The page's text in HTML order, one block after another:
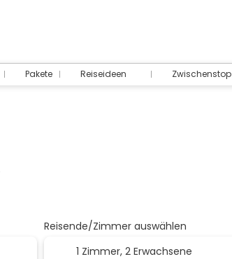
Pakete Reiseideen Zwischenstop
Reisende/Zimmer auswählen
1 Zimmer, 2 Erwachsene